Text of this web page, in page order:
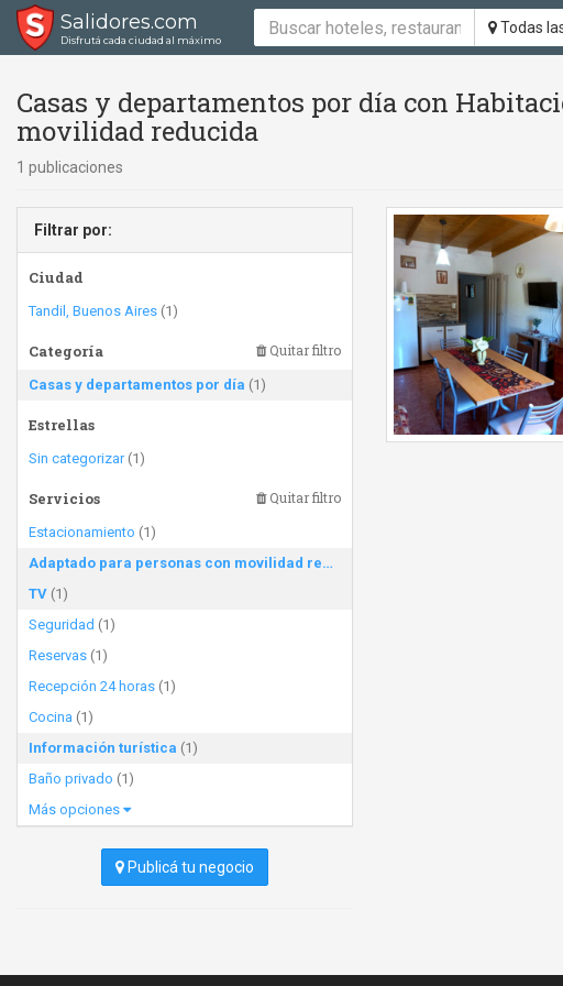
Salidores.com
Disfrutá cada ciudad al máximo
Todas
Casas y departamentos por día con
movilidad reducida
1 publicaciones
Filtrar por:
Ciudad
Tandil, Buenos Aires (1)
Categoría Quitar filtro
Casas y departamentos por día (1)
Estrellas
Sin categorizar(1)
Servicios Quitar filtro
Estacionamiento (1)
Adaptado para personas con movilidad reducida
TV (1)
Seguridad (1)
Reservas (1)
Recepción 24 horas (1)
Cocina (1)
Información turística (1)
Baño privado (1)
Más opciones
Publicá tu negocio